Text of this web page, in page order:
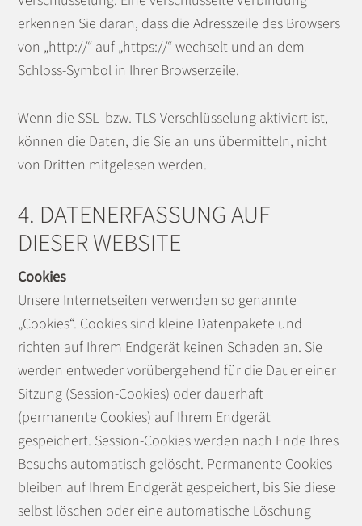
erkennen Sie daran, dass die Adresszeile des Browsers
von „http://“ auf „https://“ wechselt und an dem
Schloss-Symbol in Ihrer Browserzeile.
Wenn die SSL- bzw. TLS-Verschlüsselung aktiviert ist,
können die Daten, die Sie an uns übermitteln, nicht
von Dritten mitgelesen werden.
4. DATENERFASSUNG AUF
DIESER WEBSITE
Cookies
Unsere Internetseiten verwenden so genannte
„Cookies“. Cookies sind kleine Datenpakete und
richten auf Ihrem Endgerät keinen Schaden an. Sie
werden entweder vorübergehend für die Dauer einer
Sitzung (Session-Cookies) oder dauerhaft
(permanente Cookies) auf Ihrem Endgerät
gespeichert. Session-Cookies werden nach Ende Ihres
Besuchs automatisch gelöscht. Permanente Cookies
bleiben auf Ihrem Endgerät gespeichert, bis Sie diese
selbst löschen oder eine automatische Löschung